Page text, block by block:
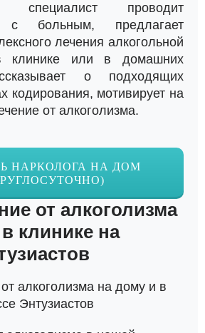
специалист проводит
с больным, предлагает
лечения алкогольной
клинике или в домашних
о подходящих
кодирования, мотивирует на
от алкоголизма.
НАРКОЛОГА НА ДОМ
от алкоголизма
клинике на